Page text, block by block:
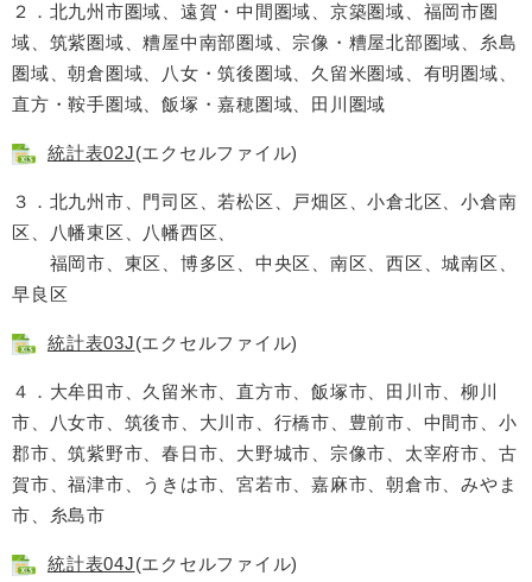
２．北九州市圏域、遠賀・中間圏域、京築圏域、福岡市圏
域、筑紫圏域、糟屋中南部圏域、宗像・糟屋北部圏域、糸島
圏域、朝倉圏域、八女・筑後圏域、久留米圏域、有明圏域、
直方・鞍手圏域、飯塚・嘉穂圏域、田川圏域
統計表02J(エクセルファイル)
３．北九州市、門司区、若松区、戸畑区、小倉北区、小倉南
区、八幡東区、八幡西区、
福岡市、東区、博多区、中央区、南区、西区、城南区、
早良区
統計表03J(エクセルファイル)
４．大牟田市、久留米市、直方市、飯塚市、田川市、柳川
市、八女市、筑後市、大川市、行橋市、豊前市、中間市、小
郡市、筑紫野市、春日市、大野城市、宗像市、太宰府市、古
賀市、福津市、うきは市、宮若市、嘉麻市、朝倉市、みやま
市、糸島市
統計表04J(エクセルファイル)